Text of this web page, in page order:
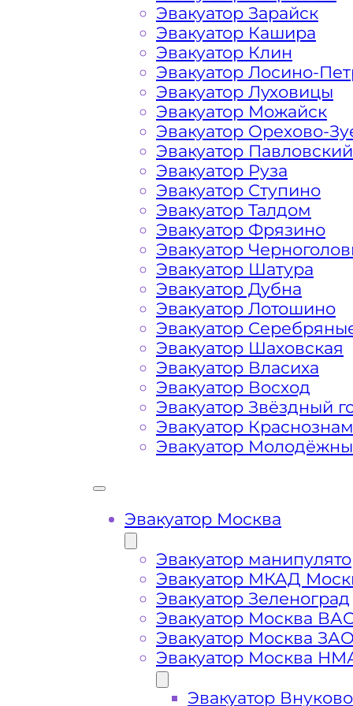
На стоимость эвакуации
Габариты, вес и тип
Заказанный эвакуатор
платформой
Маршрут от места вызова
города Серпухова
Затрудняющие факторы –
передач (АКПП)
Сложная эвакуация при аварии,
Буксировка автомобиля из
Эвакуатор Зарайск
Эвакуатор Кашира
Эвакуатор Клин
Эвакуатор Лосино-
Эвакуатор Луховицы
Эвакуатор Можайск
Эвакуатор Орехово-
Эвакуатор
Эвакуатор Руза
Эвакуатор Ступино
Эвакуатор Талдом
Эвакуатор Фрязино
Эвакуатор
Эвакуатор Шатура
Эвакуатор Дубна
Эвакуатор Лотошино
Эвакуатор
Эвакуатор Шаховская
Эвакуатор Власиха
Эвакуатор Восход
Эвакуатор Звёздный
Эвакуатор
Эвакуатор
Эвакуатор Москва
Эвакуатор
Эвакуатор МКАД
Эвакуатор Зеленоград
Эвакуатор Москва
Эвакуатор Москва
Эвакуатор Москва
Эвакуатор Внуково